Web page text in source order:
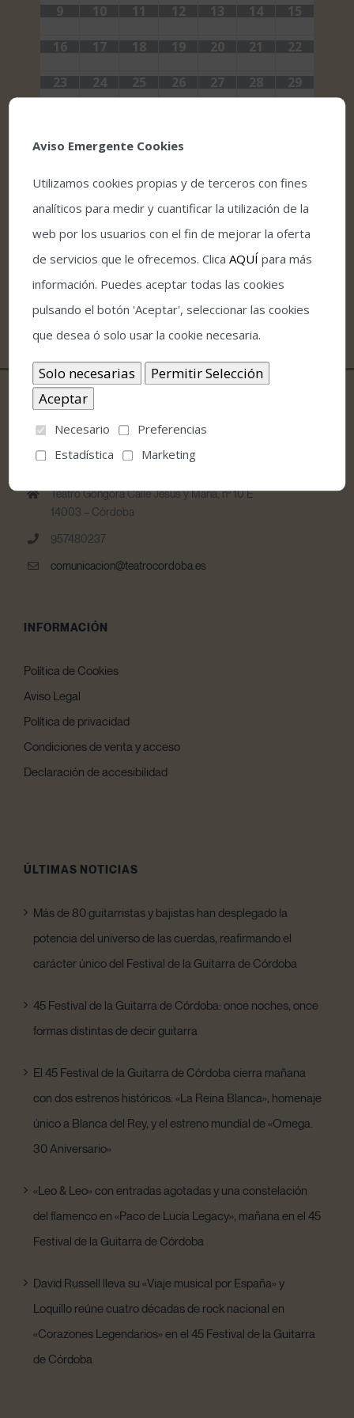
9 10 11 12 13 14 15
16 17 18 19 20 21 22
23 24 25 26 27 28 29
+ Exportar eventos
CONTACTO
Teatro Góngora Calle Jesús y María, nº 10 E
14003 – Córdoba
957480237
comunicacion@teatrocordoba.es
INFORMACIÓN
Política de Cookies
Aviso Legal
Política de privacidad
Condiciones de venta y acceso
Declaración de accesibilidad
ÚLTIMAS NOTICIAS
Más de 80 guitarristas y bajistas han desplegado la
potencia del universo de las cuerdas, reafirmando el
carácter único del Festival de la Guitarra de Córdoba
45 Festival de la Guitarra de Córdoba: once noches, once
formas distintas de decir guitarra
El 45 Festival de la Guitarra de Córdoba cierra mañana
con dos estrenos históricos: «La Reina Blanca», homenaje
único a Blanca del Rey, y el estreno mundial de «Omega.
30 Aniversario»
«Leo & Leo» con entradas agotadas y una constelación
del flamenco en «Paco de Lucía Legacy», mañana en el 45
Festival de la Guitarra de Córdoba
David Russell lleva su «Viaje musical por España» y
Loquillo reúne cuatro décadas de rock nacional en
«Corazones Legendarios» en el 45 Festival de la Guitarra
de Córdoba
Aviso Emergente Cookies
Utilizamos cookies propias y de terceros con fines
analíticos para medir y cuantificar la utilización de la
web por los usuarios con el fin de mejorar la oferta
de servicios que le ofrecemos. ClicaAQUÍ para más
información. Puedes aceptar todas las cookies
pulsando el botón 'Aceptar', seleccionar las cookies
que desea ó solo usar la cookie necesaria.
Necesario
Preferencias
Estadística
Marketing